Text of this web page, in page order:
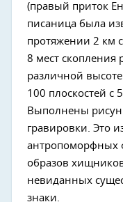
(правый приток
писаница была
протяжении 2 км
8 мест скопления
различной
100 плоскостей с
Выполнены
гравировки. Это
антропоморфных
образов
невиданных
знаки.